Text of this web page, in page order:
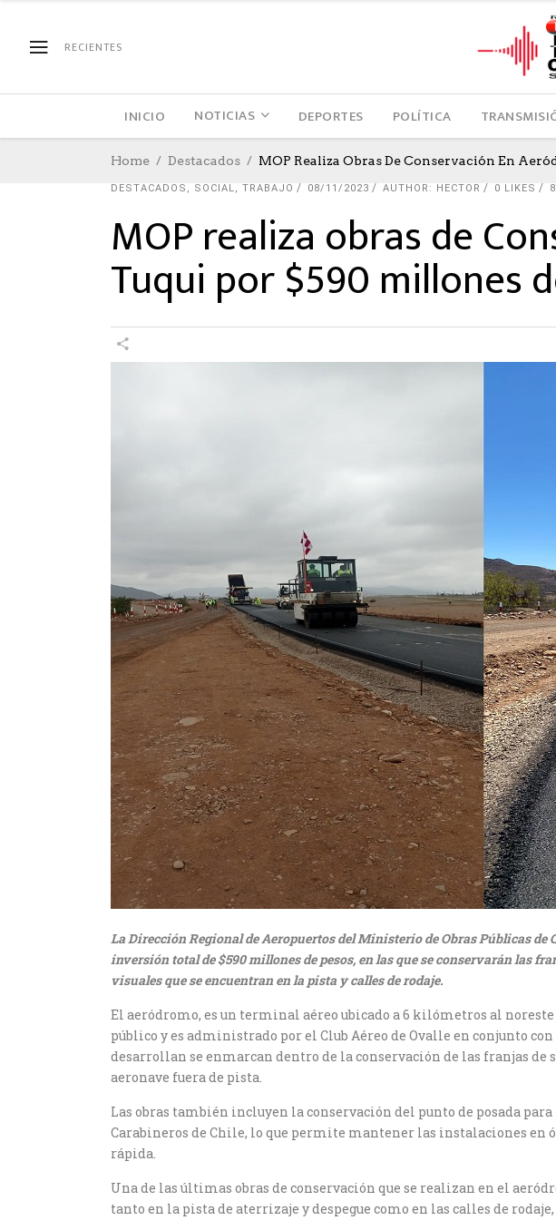
RECIENTES
INICIO NOTICIAS DEPORTES POLÍTICA
Home Destacados MOP Realiza Obras De Conservación En
DESTACADOS , SOCIAL, TRABAJO 08/11/2023 AUTHOR: HECTOR 0 LIKES
MOP realiza obras de
Tuqui por $590 millones
La Dirección Regional de Aeropuertos del Ministerio de Obras Públicas de
inversión total de $590 millones de pesos, en las que se conservarán las
visuales que se encuentran en la pista y calles de rodaje.
El aeródromo, es un terminal aéreo ubicado a 6 kilómetros al
público​ y es administrado por el Club Aéreo de Ovalle en conjunto
desarrollan se enmarcan dentro de la conservación de las franjas
aeronave fuera de pista.
Las obras también incluyen la conservación del punto de posada
Carabineros de Chile, lo que permite mantener las instalaciones
rápida.
Una de las últimas obras de conservación que se realizan en el
tanto en la pista de aterrizaje y despegue como en las calles de